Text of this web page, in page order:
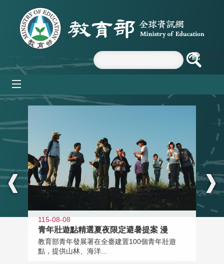
跳到主要內容區塊
:::
115-08-08
青年壯遊點精選夏夜限定避暑提案 漫
教育部青年發展署在全臺建置100個青年壯遊
點，提供山林、海洋...